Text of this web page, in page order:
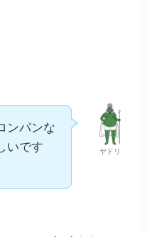
ヤドリ
ンパンな
いです